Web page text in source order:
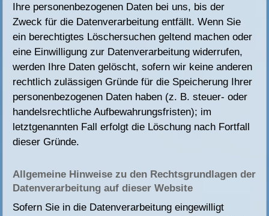
Ihre personenbezogenen Daten bei uns, bis der
Zweck für die Datenverarbeitung entfällt. Wenn Sie
ein berechtigtes Löschersuchen geltend machen oder
eine Einwilligung zur Datenverarbeitung widerrufen,
werden Ihre Daten gelöscht, sofern wir keine anderen
rechtlich zulässigen Gründe für die Speicherung Ihrer
personenbezogenen Daten haben (z. B. steuer- oder
handelsrechtliche Aufbewahrungsfristen); im
letztgenannten Fall erfolgt die Löschung nach Fortfall
dieser Gründe.
Allgemeine Hinweise zu den Rechtsgrundlagen der
Datenverarbeitung auf dieser Website
Sofern Sie in die Datenverarbeitung eingewilligt